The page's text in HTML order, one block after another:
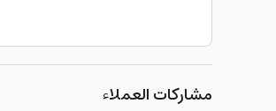
مشاركات العملاء